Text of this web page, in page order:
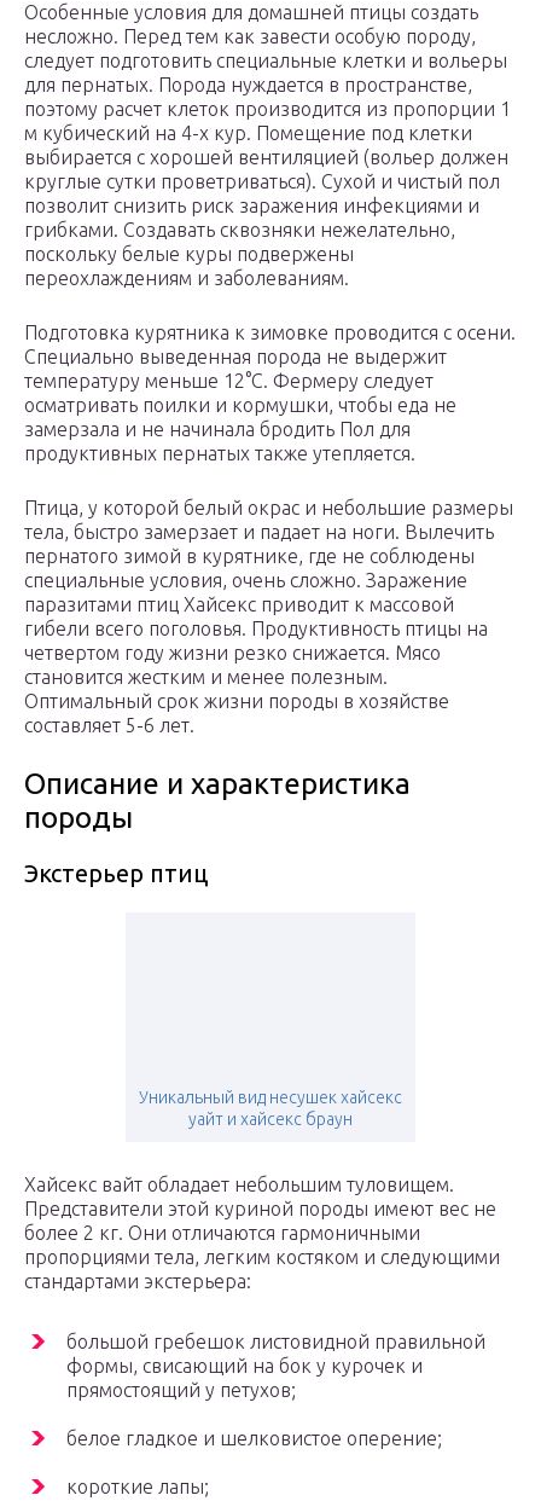
Особенные условия для домашней птицы создать
несложно. Перед тем как завести особую породу,
следует подготовить специальные клетки и вольеры
для пернатых. Порода нуждается в пространстве,
поэтому расчет клеток производится из пропорции 1
м кубический на 4-х кур. Помещение под клетки
выбирается с хорошей вентиляцией (вольер должен
круглые сутки проветриваться). Сухой и чистый пол
позволит снизить риск заражения инфекциями и
грибками. Создавать сквозняки нежелательно,
поскольку белые куры подвержены
переохлаждениям и заболеваниям.
Подготовка курятника к зимовке проводится с осени.
Специально выведенная порода не выдержит
температуру меньше 12°С. Фермеру следует
осматривать поилки и кормушки, чтобы еда не
замерзала и не начинала бродить Пол для
продуктивных пернатых также утепляется.
Птица, у которой белый окрас и небольшие размеры
тела, быстро замерзает и падает на ноги. Вылечить
пернатого зимой в курятнике, где не соблюдены
специальные условия, очень сложно. Заражение
паразитами птиц Хайсекс приводит к массовой
гибели всего поголовья. Продуктивность птицы на
четвертом году жизни резко снижается. Мясо
становится жестким и менее полезным.
Оптимальный срок жизни породы в хозяйстве
составляет 5-6 лет.
Описание и характеристика
породы
Экстерьер птиц
Уникальный вид несушек хайсекс
уайт и хайсекс браун
Хайсекс вайт обладает небольшим туловищем.
Представители этой куриной породы имеют вес не
более 2 кг. Они отличаются гармоничными
пропорциями тела, легким костяком и следующими
стандартами экстерьера:
большой гребешок листовидной правильной
формы, свисающий на бок у курочек и
прямостоящий у петухов;
белое гладкое и шелковистое оперение;
короткие лапы;